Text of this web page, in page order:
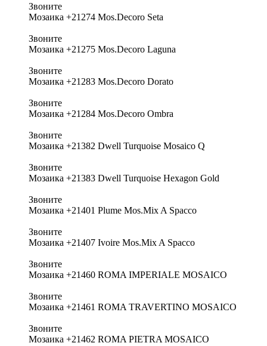
Звоните
Мозаика +21274 Mos.Decoro Seta
Звоните
Мозаика +21275 Mos.Decoro Laguna
Звоните
Мозаика +21283 Mos.Decoro Dorato
Звоните
Мозаика +21284 Mos.Decoro Ombra
Звоните
Мозаика +21382 Dwell Turquoise Mosaico Q
Звоните
Мозаика +21383 Dwell Turquoise Hexagon Gold
Звоните
Мозаика +21401 Plume Mos.Mix A Spacco
Звоните
Мозаика +21407 Ivoire Mos.Mix A Spacco
Звоните
Мозаика +21460 ROMA IMPERIALE MOSAICO
Звоните
Мозаика +21461 ROMA TRAVERTINO MOSAICO
Звоните
Мозаика +21462 ROMA PIETRA MOSAICO